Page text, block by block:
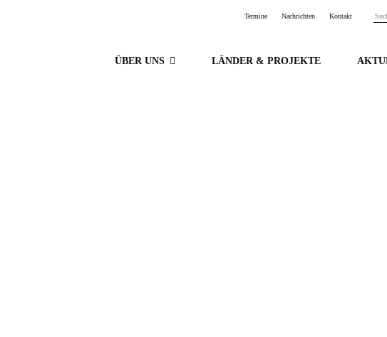
Kontakt
Nachrichten
Termine
ÜBER UNS LÄNDER & PROJEKTE